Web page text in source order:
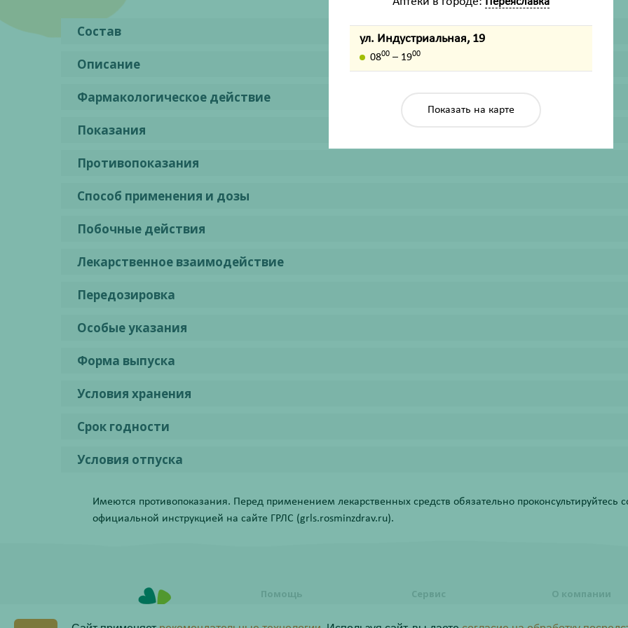
Состав
Описание
Фармакологическое действие
Показания
Противопоказания
Способ применения и дозы
Побочные действия
Лекарственное взаимодействие
Передозировка
Особые указания
Форма выпуска
Условия хранения
Срок годности
Условия отпуска
Имеются противопоказания. Перед применением лекарственных средств обязательно проконсультируйтесь
официальной инструкцией на сайте ГРЛС (grls.rosminzdrav.ru).
Помощь
заказа
Сервис О компании
ул. Индустриальная, 19
0800 – 1900
Показать на карте